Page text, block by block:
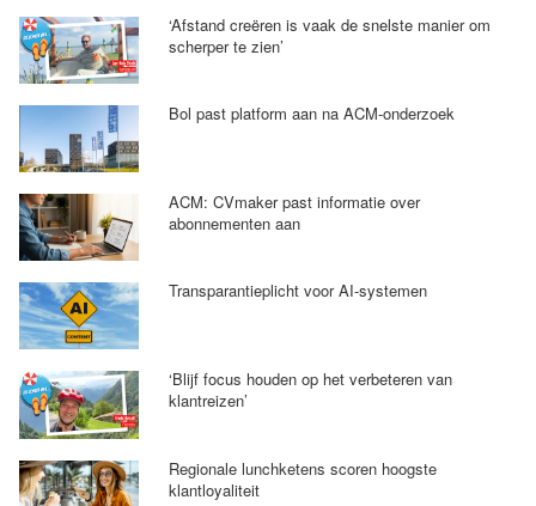
‘Afstand creëren is vaak de snelste manier om
scherper te zien’
Bol past platform aan na ACM-onderzoek
ACM: CVmaker past informatie over
abonnementen aan
Transparantieplicht voor AI-systemen
‘Blijf focus houden op het verbeteren van
klantreizen’
Regionale lunchketens scoren hoogste
klantloyaliteit